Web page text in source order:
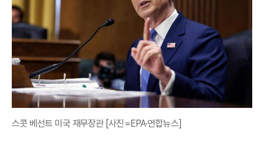
스콧 베선트 미국 재무장관 [사진=EPA·연합뉴스]